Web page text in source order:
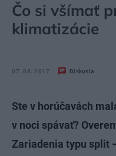
Čo si všímať
klimatizácie
07. 08. 2017 Diskusia
Ste v horúčavách
v noci spávať?
Zariadenia typu split